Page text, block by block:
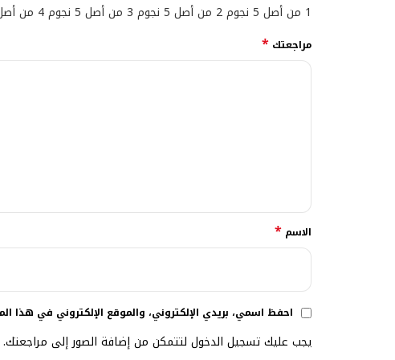
1 من أصل 5 نجوم 2 من أصل 5 نجوم 3 من أصل 5 نجوم 4 من أصل 5 نجوم
مراجعتك*
الاسم*
احفظ اسمي، بريدي الإلكتروني، والموقع الإلكتروني في هذا
يجب عليك تسجيل الدخول لتتمكن من إضافة الصور إلى مراجعتك.